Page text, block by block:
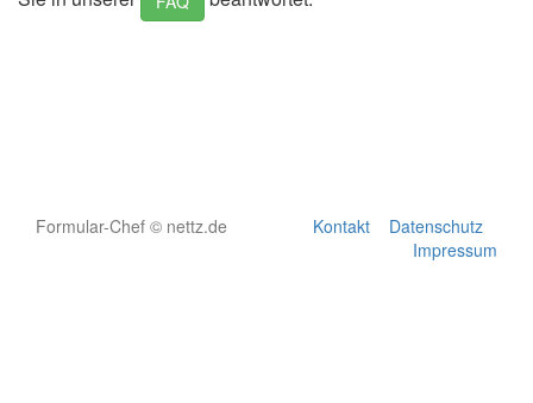
Formular-Chef © nettz.de Kontakt
Datenschutz
Impressum